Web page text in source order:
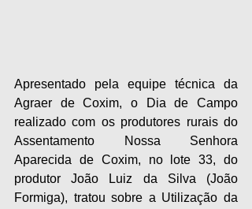
Apresentado pela equipe técnica da
Agraer de Coxim, o Dia de Campo
realizado com os produtores rurais do
Assentamento Nossa Senhora
Aparecida de Coxim, no lote 33, do
produtor João Luiz da Silva (João
Formiga), tratou sobre a Utilização da